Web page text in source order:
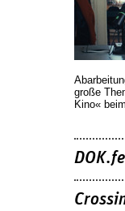
große
Kino«